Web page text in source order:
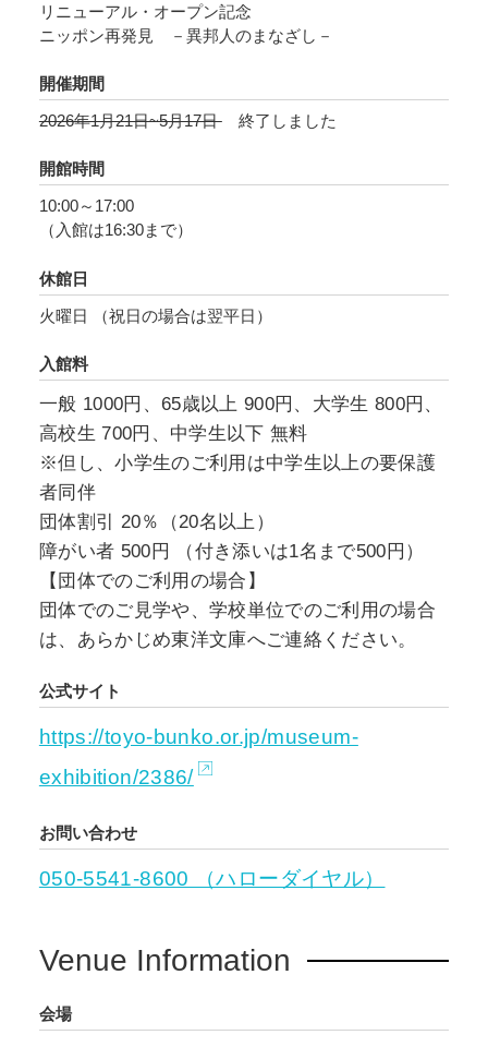
歴史的な出来事はどのように認識されていたの
か？視点を変えると新鮮な気づきが沢山あるは
ずです。少し装いを新たにした東洋文庫で再発
見しましょう。
リニューアル・オープン記念
ニッポン再発見 －異邦人のまなざし－
開催期間
2026年1月21日~5月17日
終了しました
開館時間
10:00～17:00
（入館は16:30まで）
休館日
火曜日 （祝日の場合は翌平日）
入館料
一般 1000円、65歳以上 900円、大学生 800円、
高校生 700円、中学生以下 無料
※但し、小学生のご利用は中学生以上の要保護
者同伴
団体割引 20％（20名以上）
障がい者 500円 （付き添いは1名まで500円）
【団体でのご利用の場合】
団体でのご見学や、学校単位でのご利用の場合
は、あらかじめ東洋文庫へご連絡ください。
公式サイト
https://toyo-bunko.or.jp/museum-
exhibition/2386/
お問い合わせ
050-5541-8600 （ハローダイヤル）
Venue Information
会場